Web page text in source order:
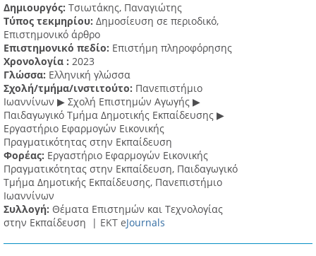
Δημιουργός: Τσιωτάκης, Παναγιώτης
Τύπος τεκμηρίου: Δημοσίευση σε περιοδικό,
Επιστημονικό άρθρο
Επιστημονικό πεδίο: Επιστήμη πληροφόρησης
Χρονολογία : 2023
Γλώσσα: Ελληνική γλώσσα
Σχολή/τμήμα/ινστιτούτο: Πανεπιστήμιο
Ιωαννίνων ▶ Σχολή Επιστημών Αγωγής ▶
Παιδαγωγικό Τμήμα Δημοτικής Εκπαίδευσης ▶
Eργαστήριο Εφαρμογών Eικονικής
Πραγματικότητας στην Εκπαίδευση
Φορέας: Εργαστήριο Εφαρμογών Εικονικής
Πραγματικότητας στην Εκπαίδευση, Παιδαγωγικό
Τμήμα Δημοτικής Εκπαίδευσης, Πανεπιστήμιο
Ιωαννίνων
Συλλογή: Θέματα Επιστημών και Τεχνολογίας
στην Εκπαίδευση | ΕΚΤ eJournals